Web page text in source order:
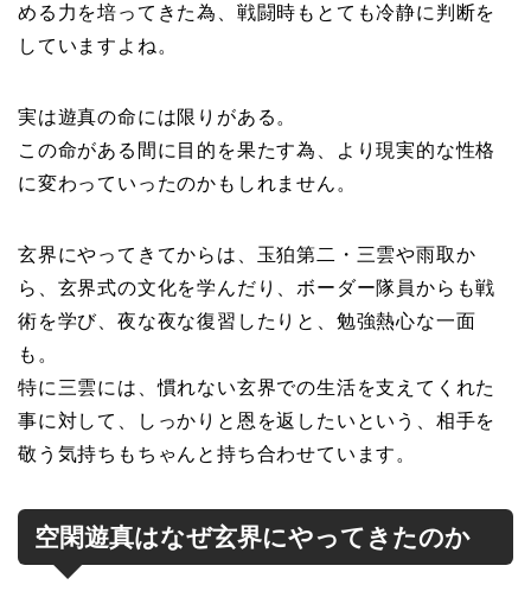
める力を培ってきた為、戦闘時もとても冷静に判断を
していますよね。
実は遊真の命には限りがある。
この命がある間に目的を果たす為、より現実的な性格
に変わっていったのかもしれません。
玄界にやってきてからは、玉狛第二・三雲や雨取か
ら、玄界式の文化を学んだり、ボーダー隊員からも戦
術を学び、夜な夜な復習したりと、勉強熱心な一面
も。
特に三雲には、慣れない玄界での生活を支えてくれた
事に対して、しっかりと恩を返したいという、相手を
敬う気持ちもちゃんと持ち合わせています。
空閑遊真はなぜ玄界にやってきたのか